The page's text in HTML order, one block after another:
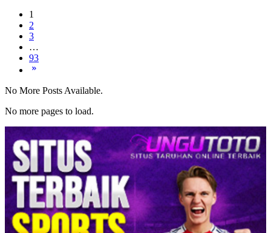
1
2
3
…
93
No More Posts Available.
No more pages to load.